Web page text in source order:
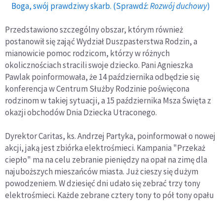
Boga, swój prawdziwy skarb. (Sprawdź:Rozwój duchowy)
Przedstawiono szczególny obszar, którym również
postanowił się zająć Wydział Duszpasterstwa Rodzin, a
mianowicie pomoc rodzicom, którzy w różnych
okolicznościach stracili swoje dziecko. Pani Agnieszka
Pawlak poinformowała, że 14 października odbędzie się
konferencja w Centrum Służby Rodzinie poświęcona
rodzinom w takiej sytuacji, a 15 października Msza Święta z
okazji obchodów Dnia Dziecka Utraconego.
Dyrektor Caritas, ks. Andrzej Partyka, poinformował o nowej
akcji, jaką jest zbiórka elektrośmieci. Kampania "Przekaż
ciepło" ma na celu zebranie pieniędzy na opał na zimę dla
najuboższych mieszańców miasta. Już cieszy się dużym
powodzeniem. W dziesięć dni udało się zebrać trzy tony
elektrośmieci. Każde zebrane cztery tony to pół tony opału